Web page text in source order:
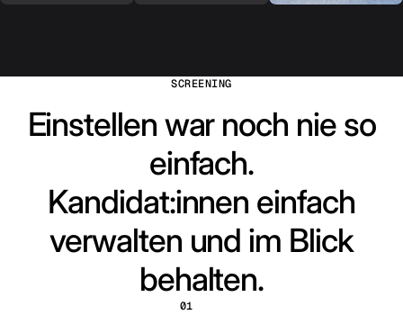
SCREENING
Einstellen war noch nie so
einfach.
Kandidat:innen einfach
verwalten und im Blick
behalten.
01